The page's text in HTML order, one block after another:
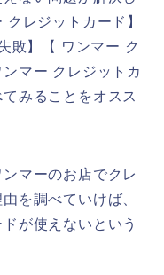
レジットカード】
敗】【 ワンマー ク
マー クレジットカ
みることをオスス
マーのお店でクレ
を調べていけば、
が使えないという